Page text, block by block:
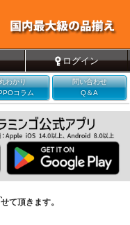
ログイン
わかり
コラム
問い合わせ
Q＆A
て頂きます。